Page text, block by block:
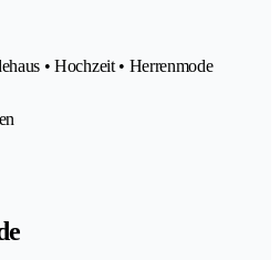
• Hochzeit • Herrenmode